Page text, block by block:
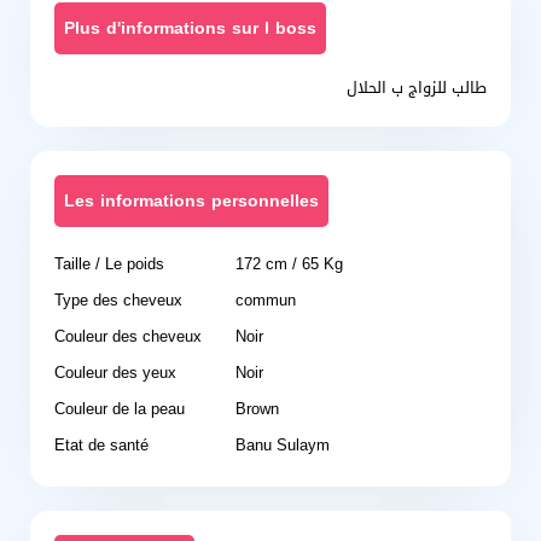
Plus d'informations sur l boss
طالب للزواج ب الحلال
Les informations personnelles
Taille / Le poids
172 cm / 65 Kg
Type des cheveux
commun
Couleur des cheveux
Noir
Couleur des yeux
Noir
Couleur de la peau
Brown
Etat de santé
Banu Sulaym